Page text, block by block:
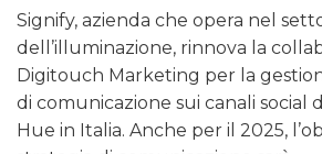
Signify, azienda che opera nel
dell’illuminazione, rinnova la
Digitouch Marketing per la
di comunicazione sui canali social
Hue in Italia. Anche per il 2025,